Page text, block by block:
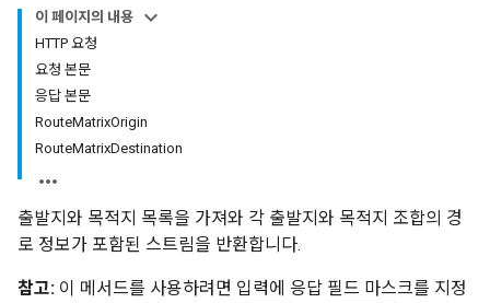
이 페이지의 내용
HTTP 요청
요청 본문
응답 본문
RouteMatrixOrigin
RouteMatrixDestination
출발지와 목적지 목록을 가져와 각 출발지와 목적지 조합의 경
로 정보가 포함된 스트림을 반환합니다.
참고: 이 메서드를 사용하려면 입력에 응답 필드 마스크를 지정